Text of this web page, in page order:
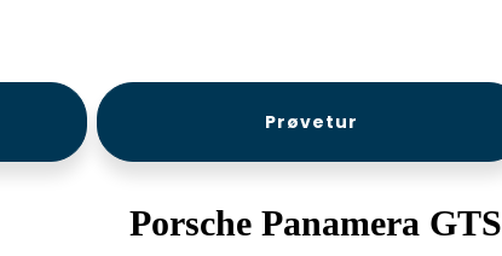
Prøvetur
Porsche Panamera GTS